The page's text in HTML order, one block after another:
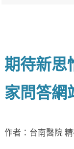
期待新思
家問答網
作者：台南醫院